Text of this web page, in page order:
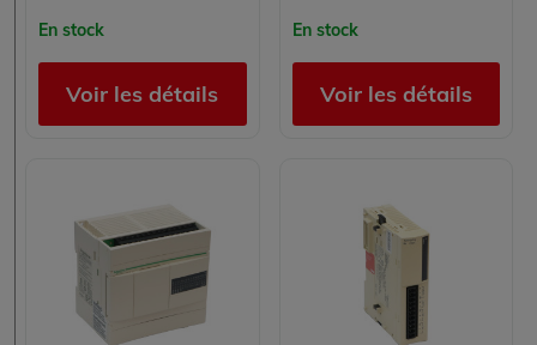
En stock
Voir les détails
En stock
Voir les détails